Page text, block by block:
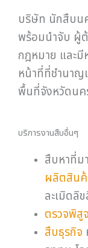
บริษัท นักสืบน
พร้อมนำจับ ผู้
กฎหมาย และมี
หน้าที่ที่ชำนาญ
พื้นที่จังหวัดนค
บริการงานสืบอื่นๆ
สืบหาที่ม
ผลิตสินค้
ละเมิดลิ
ตรวจพิสู
สืบธุรกิจ